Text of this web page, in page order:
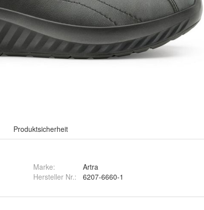
Produktsicherheit
Marke:
Artra
Hersteller Nr.:
6207-6660-1